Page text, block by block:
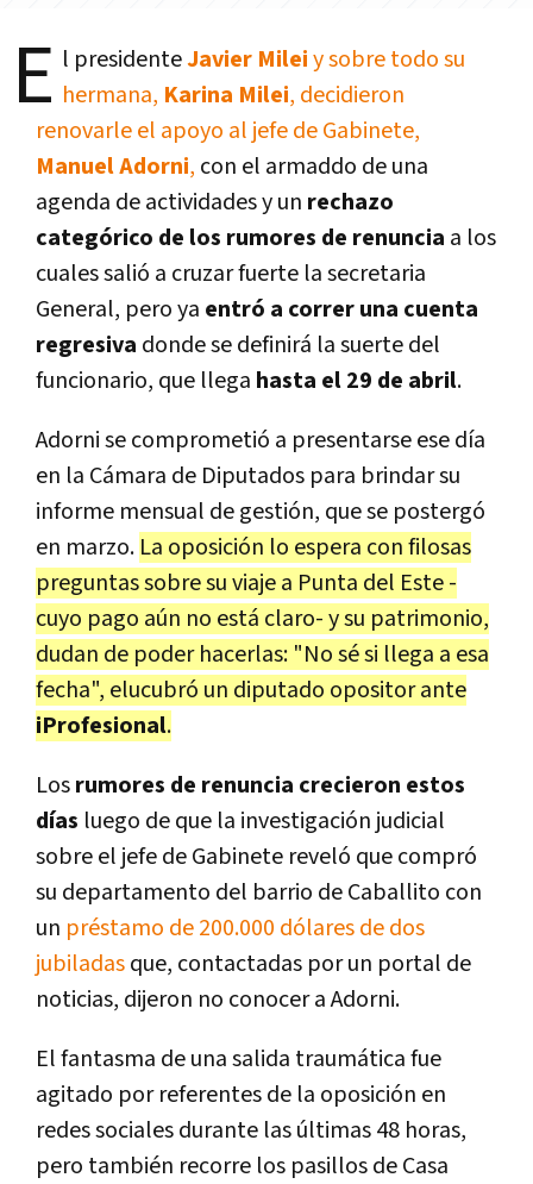
E l presidenteJavier Mileiy sobre todo su
hermana, Karina Milei, decidieron
renovarle el apoyo al jefe de Gabinete,
Manuel Adorni, con el armaddo de una
agenda de actividades y un rechazo
categórico de los rumores de renuncia a los
cuales salió a cruzar fuerte la secretaria
General, pero ya entró a correr una cuenta
regresiva donde se definirá la suerte del
funcionario, que llega hasta el 29 de abril.
Adorni se comprometió a presentarse ese día
en la Cámara de Diputados para brindar su
informe mensual de gestión, que se postergó
en marzo. La oposición lo espera con filosas
preguntas sobre su viaje a Punta del Este -
cuyo pago aún no está claro- y su patrimonio,
dudan de poder hacerlas: "No sé si llega a esa
fecha", elucubró un diputado opositor ante
iProfesional.
Losrumores de renuncia crecieron estos
días luego de que la investigación judicial
sobre el jefe de Gabinete reveló que compró
su departamento del barrio de Caballito con
un préstamo de 200.000 dólares de dos
jubiladasque, contactadas por un portal de
noticias, dijeron no conocer a Adorni.
El fantasma de una salida traumática fue
agitado por referentes de la oposición en
redes sociales durante las últimas 48 horas,
pero también recorre los pasillos de Casa